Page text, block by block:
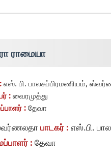
ராமையா
எஸ். பி. பாலசுப்பிரமணியம்,
: வைரமுத்து
:தேவா
பாடகர் : எஸ்.பி.
: தேவா